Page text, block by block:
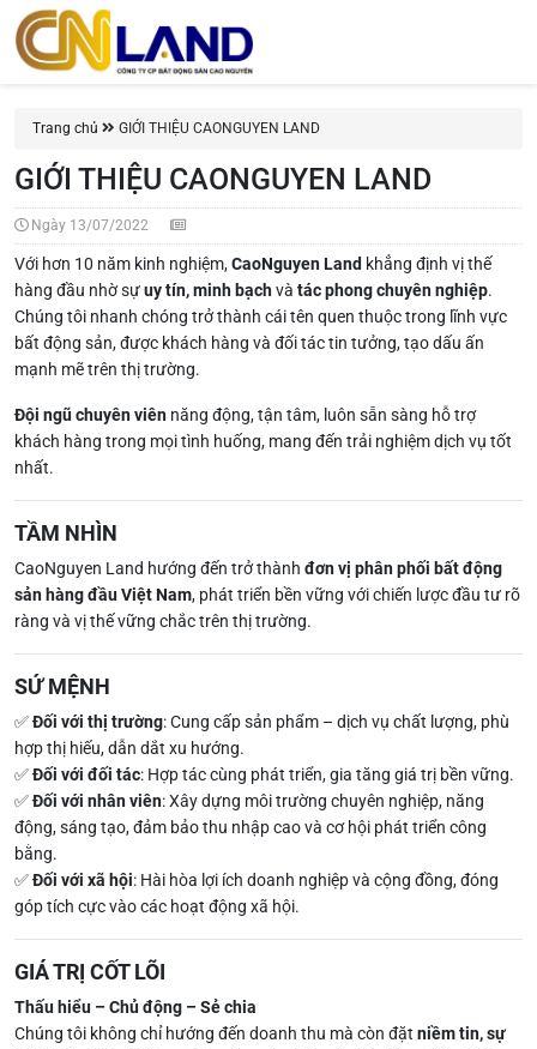
Trang chủ GIỚI THIỆU CAONGUYEN LAND
GIỚI THIỆU CAONGUYEN LAND
Ngày 13/07/2022
Với hơn 10 năm kinh nghiệm,CaoNguyen Land khẳng định vị thế
hàng đầu nhờ sựuy tín, minh bạchvàtác phong chuyên nghiệp.
Chúng tôi nhanh chóng trở thành cái tên quen thuộc trong lĩnh vực
bất động sản, được khách hàng và đối tác tin tưởng, tạo dấu ấn
mạnh mẽ trên thị trường.
Đội ngũ chuyên viên năng động, tận tâm, luôn sẵn sàng hỗ trợ
khách hàng trong mọi tình huống, mang đến trải nghiệm dịch vụ tốt
nhất.
TẦM NHÌN
CaoNguyen Land hướng đến trở thànhđơn vị phân phối bất động
sản hàng đầu Việt Nam, phát triển bền vững với chiến lược đầu tư rõ
ràng và vị thế vững chắc trên thị trường.
SỨ MỆNH
✅Đối với thị trường: Cung cấp sản phẩm – dịch vụ chất lượng, phù
hợp thị hiếu, dẫn dắt xu hướng.
✅Đối với đối tác: Hợp tác cùng phát triển, gia tăng giá trị bền vững.
✅Đối với nhân viên: Xây dựng môi trường chuyên nghiệp, năng
động, sáng tạo, đảm bảo thu nhập cao và cơ hội phát triển công
bằng.
✅Đối với xã hội: Hài hòa lợi ích doanh nghiệp và cộng đồng, đóng
góp tích cực vào các hoạt động xã hội.
GIÁ TRỊ CỐT LÕI
Thấu hiểu – Chủ động – Sẻ chia
Chúng tôi không chỉ hướng đến doanh thu mà còn đặtniềm tin, sự